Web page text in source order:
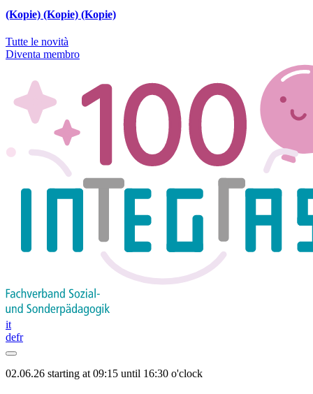
(Kopie) (Kopie) (Kopie)
Tutte le novità
Diventa membro
it
defr
02.06.26 starting at 09:15 until 16:30 o'clock